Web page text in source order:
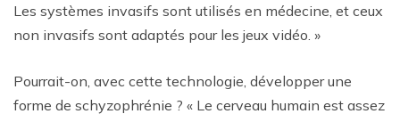
Les systèmes invasifs sont utilisés en médecine, et ceux
non invasifs sont adaptés pour les jeux vidéo. »
Pourrait-on, avec cette technologie, développer une
forme de schyzophrénie ? « Le cerveau humain est assez